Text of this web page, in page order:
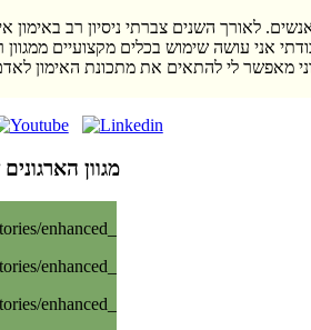
לאורך השנים צברתי ניסיון רב באימון
אני עושה שימוש בכלים מקצועיים
מאפשר לי להתאים את מתכונת האימון
מגוון